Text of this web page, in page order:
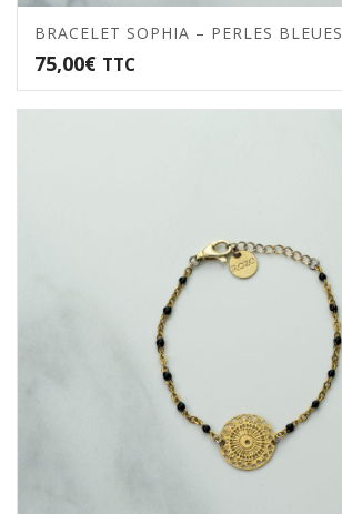
BRACELET SOPHIA – PERLES BLEUES
75,00€ TTC